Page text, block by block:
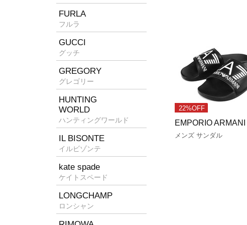
22%OFF
EMPORIO ARMANI
メンズ サンダル
FURLA
フルラ
GUCCI
グッチ
GREGORY
グレゴリー
HUNTING
WORLD
ハンティングワールド
IL BISONTE
イルビゾンテ
kate spade
ケイトスペード
LONGCHAMP
ロンシャン